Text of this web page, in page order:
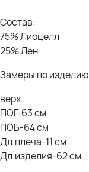
Состав:
75% Лиоцелл
25% Лен
Замеры по
верх
ПОГ-63 см
ПОБ-64 см
Дл.плеча-11 см
Дл.изделия-62 см